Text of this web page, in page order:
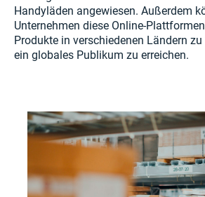
Handyläden angewiesen. Außerdem
Unternehmen diese Online-
Produkte in verschiedenen Ländern
ein globales Publikum zu erreichen.